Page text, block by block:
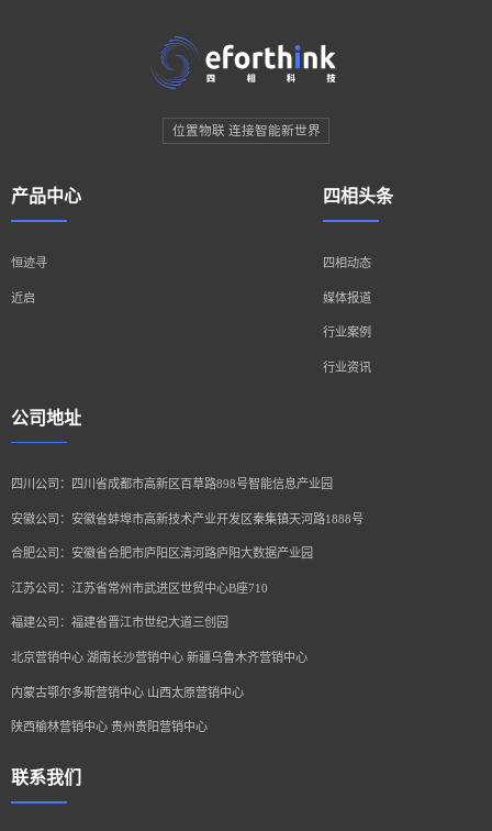
位置物联 连接智能新世界
产品中心
恒迹寻
近启
四相头条
四相动态
媒体报道
行业案例
行业资讯
公司地址
四川公司：四川省成都市高新区百草路898号智能信息产业园
安徽公司：安徽省蚌埠市高新技术产业开发区秦集镇天河路1888号
合肥公司：安徽省合肥市庐阳区清河路庐阳大数据产业园
江苏公司：江苏省常州市武进区世贸中心B座710
福建公司：福建省晋江市世纪大道三创园
北京营销中心 湖南长沙营销中心 新疆乌鲁木齐营销中心
内蒙古鄂尔多斯营销中心 山西太原营销中心
陕西榆林营销中心 贵州贵阳营销中心
联系我们